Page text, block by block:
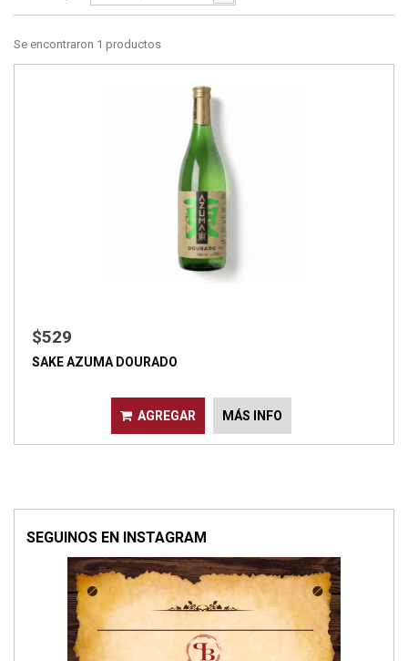
Se encontraron 1 productos
$529
SAKE AZUMA DOURADO
AGREGAR MÁS INFO
SEGUINOS EN INSTAGRAM